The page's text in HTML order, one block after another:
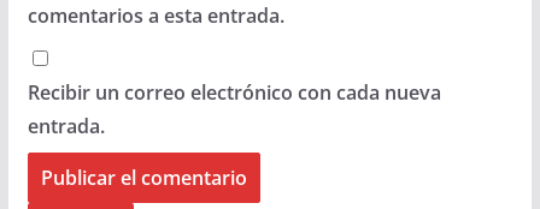
comentarios a esta entrada.
Recibir un correo electrónico con cada nueva
entrada.